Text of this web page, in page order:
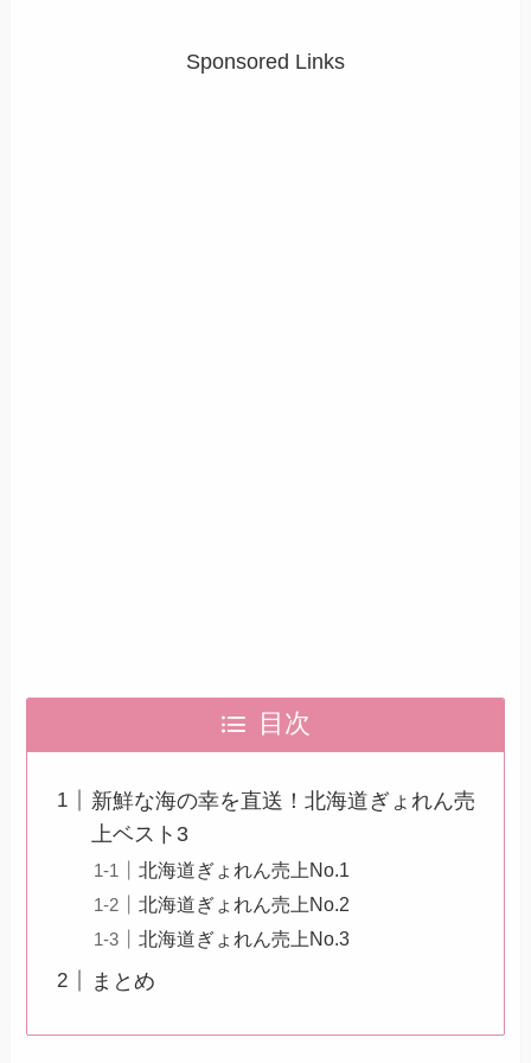
Sponsored Links
目次
新鮮な海の幸を直送！北海道ぎょれん売
上ベスト3
北海道ぎょれん売上No.1
北海道ぎょれん売上No.2
北海道ぎょれん売上No.3
まとめ